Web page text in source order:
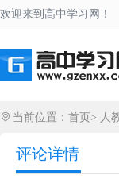
欢迎来到高中学习网！
当前位置： 首页 > 人
评论详情